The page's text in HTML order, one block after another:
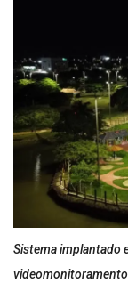
Sistema implantado